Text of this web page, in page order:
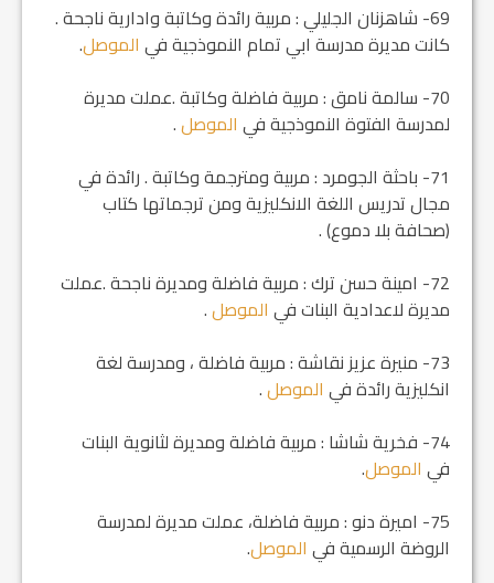
69- شاهزنان الجليلي : مربية رائدة وكاتبة وادارية ناجحة .
كانت مديرة مدرسة ابي تمام النموذجية في الموصل.
70- سالمة نامق : مربية فاضلة وكاتبة .عملت مديرة
لمدرسة الفتوة النموذجية في الموصل.
71- باحثة الجومرد : مربية ومترجمة وكاتبة . رائدة في
مجال تدريس اللغة الانكليزية ومن ترجماتها كتاب
(صحافة بلا دموع) .
72- امينة حسن ترك : مربية فاضلة ومديرة ناجحة .عملت
مديرة لاعدادية البنات في الموصل.
73- منيرة عزيز نقاشة : مربية فاضلة ، ومدرسة لغة
انكليزية رائدة في الموصل.
74- فخرية شاشا : مربية فاضلة ومديرة لثانوية البنات
في الموصل.
75- اميرة دنو : مربية فاضلة، عملت مديرة لمدرسة
الروضة الرسمية في الموصل.